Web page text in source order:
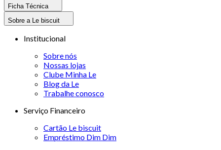
Ficha Técnica
Sobre a Le biscuit
Institucional
Sobre nós
Nossas lojas
Clube Minha Le
Blog da Le
Trabalhe conosco
Serviço Financeiro
Cartão Le biscuit
Empréstimo Dim Dim